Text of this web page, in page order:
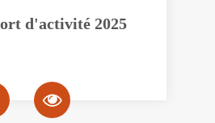
d'activité 2025